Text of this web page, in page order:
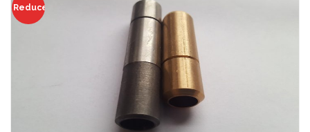
Reduceri!